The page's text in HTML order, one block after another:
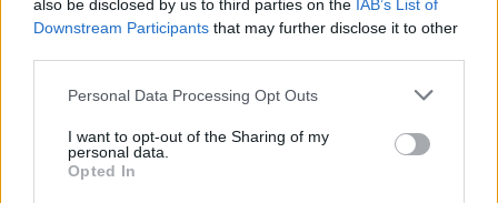
also be disclosed by us to third parties on the IAB’s List of
Downstream Participants that may further disclose it to other
Personal Data Processing Opt Outs
I want to opt-out of the Sharing of my
personal data.
Opted In
Žinios | Lietuvos diena
Savaitės vidurys nusimato karštas: temperatūra kils iki
Žinios | Orai